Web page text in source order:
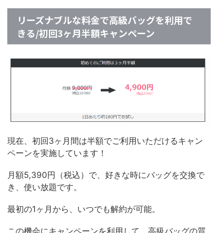
リーズナブルな料金で高級バッグを利用で
きる/初回3ヶ月半額キャンペーン
現在、初回3ヶ月間は半額でご利用いただけるキャン
ペーンを実施しています！
月額5,390円（税込）で、好きな時にバッグを交換で
き、使い放題です。
最初の1ヶ月から、いつでも解約が可能。
この機会にキャンペーンを利用して、高級バッグの質